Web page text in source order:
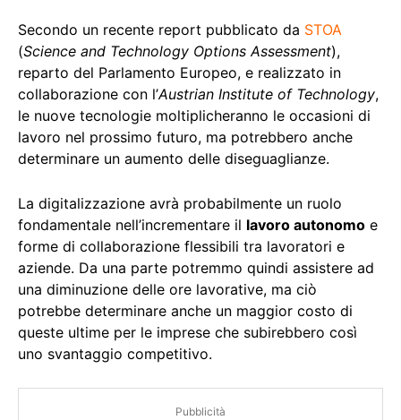
Secondo un recente report pubblicato da STOA
(Science and Technology Options Assessment),
reparto del Parlamento Europeo, e realizzato in
collaborazione con l’Austrian Institute of Technology,
le nuove tecnologie moltiplicheranno le occasioni di
lavoro nel prossimo futuro, ma potrebbero anche
determinare un aumento delle diseguaglianze.
La digitalizzazione avrà probabilmente un ruolo
fondamentale nell’incrementare il lavoro autonomo e
forme di collaborazione flessibili tra lavoratori e
aziende. Da una parte potremmo quindi assistere ad
una diminuzione delle ore lavorative, ma ciò
potrebbe determinare anche un maggior costo di
queste ultime per le imprese che subirebbero così
uno svantaggio competitivo.
Pubblicità